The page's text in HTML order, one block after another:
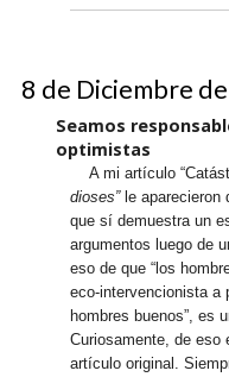
8 de Diciembre
Seamos
optimistas
A mi artículo
dioses” le
que sí demuestra un
argumentos luego de
eso de que “los
eco-intervencionista a
hombres buenos”, es
Curiosamente, de eso
artículo original.